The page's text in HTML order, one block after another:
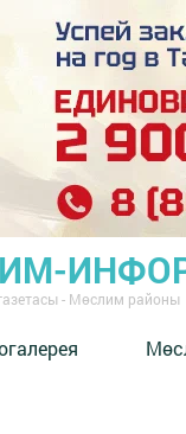
- Мөслим районы